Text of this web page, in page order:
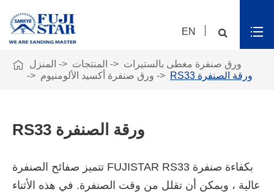
EN
 المنزل المنتجات
ورق صنفرة مغطى بالستيرات
ورق صنفرة أكسيد الألومنيوم
RS33 ورقة الصنفرة
RS33 ورقة الصنفرة
تتميز صفائح الصنفرة FUJISTAR RS33 بكفاءة صنفرة
عالية ، ويمكن أن تقلل من وقت الصنفرة. في هذه الأثناء